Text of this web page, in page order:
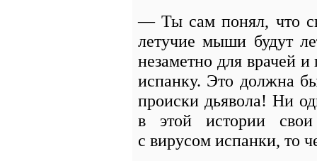
— Ты сам понял, что
летучие мыши будут
незаметно для врачей
испанку. Это должна
происки дьявола! Ни
в этой истории
с вирусом испанки, то